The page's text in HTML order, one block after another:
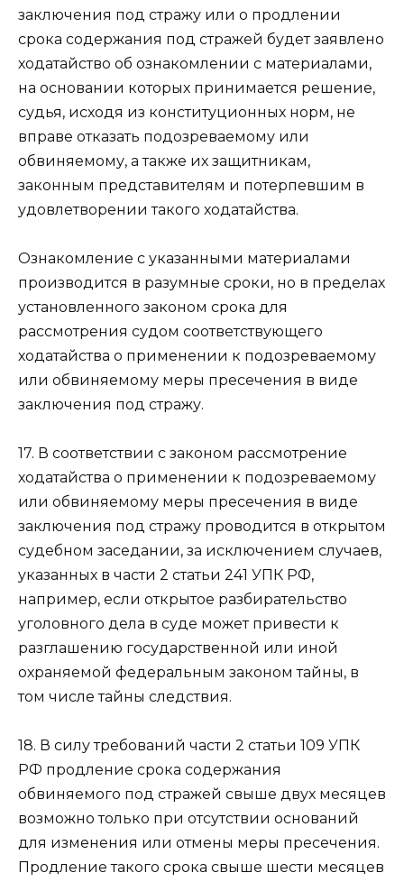
заключения под стражу или о продлении
срока содержания под стражей будет заявлено
ходатайство об ознакомлении с материалами,
на основании которых принимается решение,
судья, исходя из конституционных норм, не
вправе отказать подозреваемому или
обвиняемому, а также их защитникам,
законным представителям и потерпевшим в
удовлетворении такого ходатайства.
Ознакомление с указанными материалами
производится в разумные сроки, но в пределах
установленного законом срока для
рассмотрения судом соответствующего
ходатайства о применении к подозреваемому
или обвиняемому меры пресечения в виде
заключения под стражу.
17. В соответствии с законом рассмотрение
ходатайства о применении к подозреваемому
или обвиняемому меры пресечения в виде
заключения под стражу проводится в открытом
судебном заседании, за исключением случаев,
указанных в части 2 статьи 241 УПК РФ,
например, если открытое разбирательство
уголовного дела в суде может привести к
разглашению государственной или иной
охраняемой федеральным законом тайны, в
том числе тайны следствия.
18. В силу требований части 2 статьи 109 УПК
РФ продление срока содержания
обвиняемого под стражей свыше двух месяцев
возможно только при отсутствии оснований
для изменения или отмены меры пресечения.
Продление такого срока свыше шести месяцев